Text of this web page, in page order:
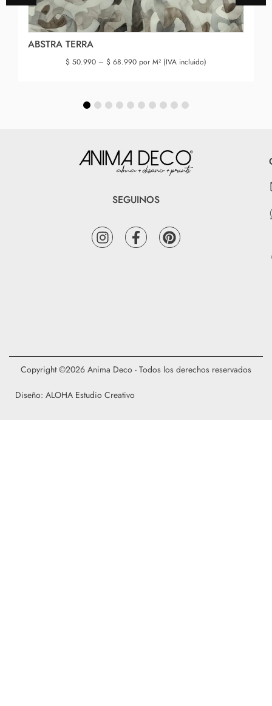
ABSTRA TERRA
$ 50.990 – $ 68.990 por M² (IVA incluido)
SEGUINOS
Diseño: ALOHA Estudio Creativo
Copyright ©2026 Anima Deco - Todos los derechos reservados